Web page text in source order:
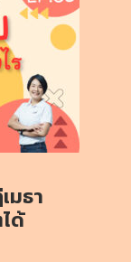
มธา
ด้